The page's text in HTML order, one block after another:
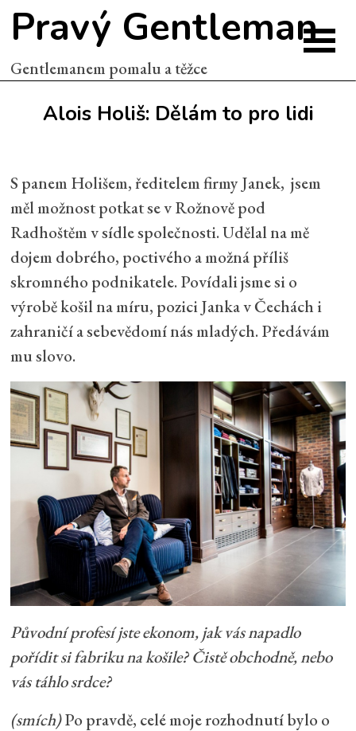
Pravý Gentleman
Gentlemanem pomalu a těžce
Alois Holiš: Dělám to pro lidi
S panem Holišem, ředitelem firmy Janek, jsem
měl možnost potkat se v Rožnově pod
Radhoštěm v sídle společnosti. Udělal na mě
dojem dobrého, poctivého a možná příliš
skromného podnikatele. Povídali jsme si o
výrobě košil na míru, pozici Janka v Čechách i
zahraničí a sebevědomí nás mladých. Předávám
mu slovo.
Původní profesí jste ekonom, jak vás napadlo
pořídit si fabriku na košile? Čistě obchodně, nebo
vás táhlo srdce?
(smích)Po pravdě, celé moje rozhodnutí bylo o